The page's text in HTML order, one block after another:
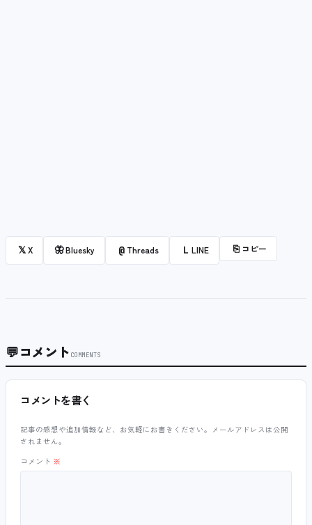
𝕏X 🦋Bluesky @ Threads L LINE ⎘ コピー
💬コメント COMMENTS
コメントを書く
記事の感想や追加情報など、お気軽にお書きください。メールアドレスは公開
されません。
コメント ※